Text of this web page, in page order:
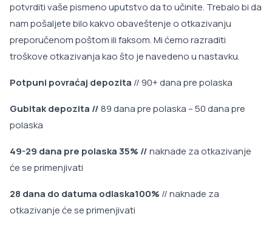
potvrditi vaše pismeno uputstvo da to učinite. Trebalo bi da
nam pošaljete bilo kakvo obaveštenje o otkazivanju
preporučenom poštom ili faksom. Mi ćemo razraditi
troškove otkazivanja kao što je navedeno u nastavku.
Potpuni povraćaj depozita // 90+ dana pre polaska
Gubitak depozita //89 dana pre polaska – 50 dana pre
polaska
49-29 dana pre polaska 35% //naknade za otkazivanje
će se primenjivati
28 dana do datuma odlaska100% // naknade za
otkazivanje će se primenjivati